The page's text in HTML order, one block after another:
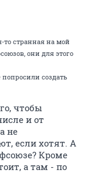
то странная на мой
они для этого
создать
чтобы
и от
не
если хотят. А
Кроме
а там - по